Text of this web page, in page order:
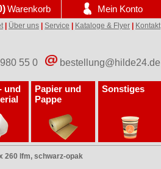
Über uns Service Kataloge & Flyer Kontakt
980 55 0 bestellung@hilde24.de
Warenkorb Mein Konto
und
Papier und
Pappe
Sonstiges
260 lfm, schwarz-opak